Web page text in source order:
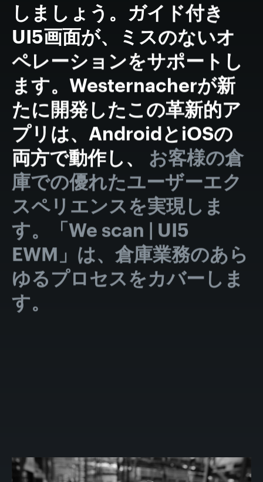
しましょう。ガイド付き
UI5画面が、ミスのないオ
ペレーションをサポートし
ます。Westernacherが新
たに開発したこの革新的ア
プリは、AndroidとiOSの
両方で動作し、 お客様の倉
庫での優れたユーザーエク
スペリエンスを実現しま
す。「We scan | UI5
EWM」は、倉庫業務のあら
ゆるプロセスをカバーしま
す。